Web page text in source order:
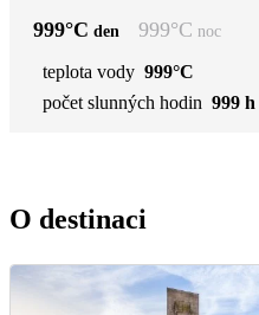
999°C den 999°C noc
teplota vody 999°C
počet slunných hodin 999 h
O destinaci